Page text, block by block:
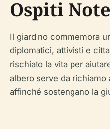
Ospiti
Il giardino commemora
diplomatici, attivisti e
rischiato la vita per
albero serve da richiamo
affinché sostengano la